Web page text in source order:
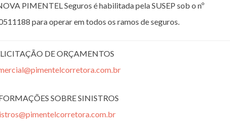
PIMENTEL Seguros é habilitada pela SUSEP sob o nº
para operar em todos os ramos de seguros.
DE ORÇAMENTOS
SOBRE SINISTROS